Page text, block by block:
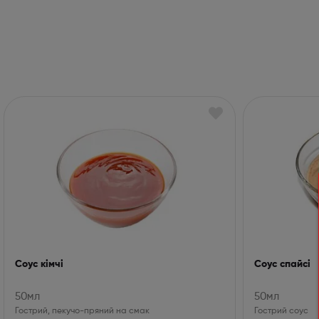
Соус кімчі
50мл
Гострий, пекучо-пряний на смак
Соус спайсі
50мл
Гострий соус